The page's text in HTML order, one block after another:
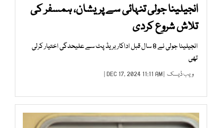
انجیلینا جولی تنہائی سے پریشان، ہمسفر کی
تلاش شروع کردی
انجیلینا جولی نے 8 سال قبل اداکار بریڈ پٹ سے علیحدگی اختیار کرلی
تھی
ویب ڈیسک | DEC 17, 2024 11:11 AM |